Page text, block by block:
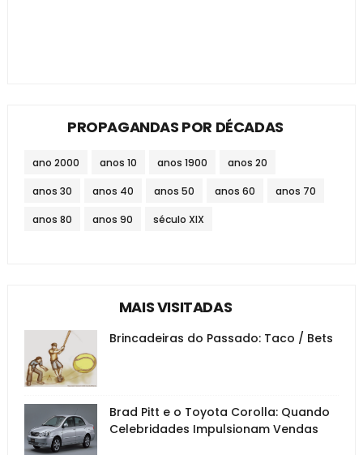
PROPAGANDAS POR DÉCADAS
ano 2000 anos 10 anos 1900 anos 20
anos 30 anos 40 anos 50 anos 60 anos 70
anos 80 anos 90 século XIX
MAIS VISITADAS
Brincadeiras do Passado: Taco / Bets
Brad Pitt e o Toyota Corolla: Quando
Celebridades Impulsionam Vendas